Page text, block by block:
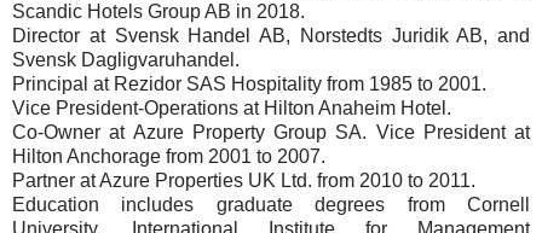
Scandic Hotels Group AB in 2018.
Director at Svensk Handel AB, Norstedts Juridik AB, and
Svensk Dagligvaruhandel.
Principal at Rezidor SAS Hospitality from 1985 to 2001.
Vice President-Operations at Hilton Anaheim Hotel.
Co-Owner at Azure Property Group SA. Vice President at
Hilton Anchorage from 2001 to 2007.
Partner at Azure Properties UK Ltd. from 2010 to 2011.
Education includes graduate degrees from Cornell
University, International Institute for Management